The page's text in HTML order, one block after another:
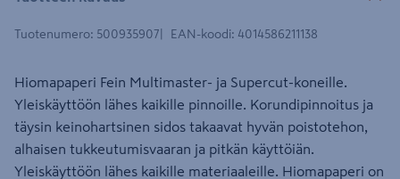
Tuotenumero: 500935907 EAN-koodi: 4014586211138
Hiomapaperi Fein Multimaster- ja Supercut-koneille.
Yleiskäyttöön lähes kaikille pinnoille. Korundipinnoitus ja
täysin keinohartsinen sidos takaavat hyvän poistotehon,
alhaisen tukkeutumisvaaran ja pitkän käyttöiän.
Yleiskäyttöön lähes kaikille materiaaleille. Hiomapaperi on